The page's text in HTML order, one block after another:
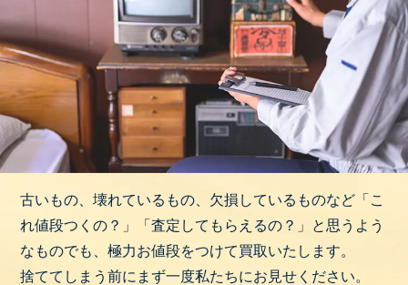
古いもの、壊れているもの、欠損しているものなど「こ
れ値段つくの？」「査定してもらえるの？」と思うよう
なものでも、極力お値段をつけて買取いたします。
捨ててしまう前にまず一度私たちにお見せください。